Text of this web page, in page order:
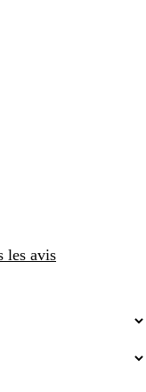
les avis